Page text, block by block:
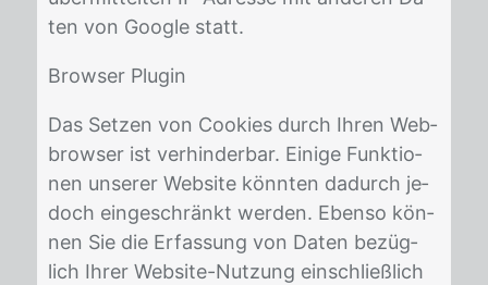
ten von Goog­le statt.
Brow­ser Plu­gin
Das Set­zen von Coo­kies durch Ih­ren Web­
brow­ser ist ver­hin­der­bar. Ei­ni­ge Funk­tio­
nen un­se­rer Web­site könn­ten da­durch je­
doch ein­ge­schränkt wer­den. Eben­so kön­
nen Sie die Er­fas­sung von Da­ten be­züg­
lich Ih­rer Web­site-Nut­zung ein­schließ­lich